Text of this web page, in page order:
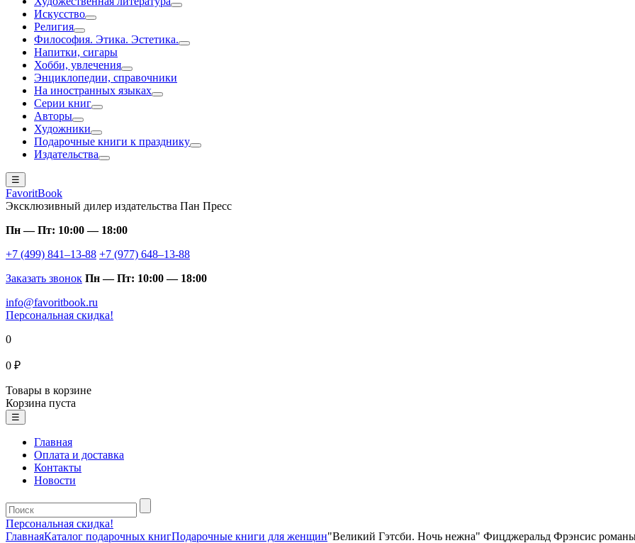
Искусство
Религия
Философия. Этика. Эстетика.
Напитки, сигары
Хобби, увлечения
Энциклопедии, справочники
На иностранных языках
Серии книг
Авторы
Художники
Подарочные книги к празднику
Издательства
☰
FavoritBook
Эксклюзивный дилер издательства Пан Пресс
Пн — Пт: 10:00 — 18:00
+7 (499) 841–13-88 +7 (977) 648–13-88
Заказать звонок Пн — Пт: 10:00 — 18:00
info@favoritbook.ru
Персональная скидка!
0
0 ₽
Товары в корзине
Корзина пуста
☰
Главная
Оплата и доставка
Контакты
Новости
Персональная скидка!
ГлавнаяКаталог подарочных книгПодарочные книги для женщин"Великий Гэтсби. Ночь нежна" Фицджеральд Фрэнсис